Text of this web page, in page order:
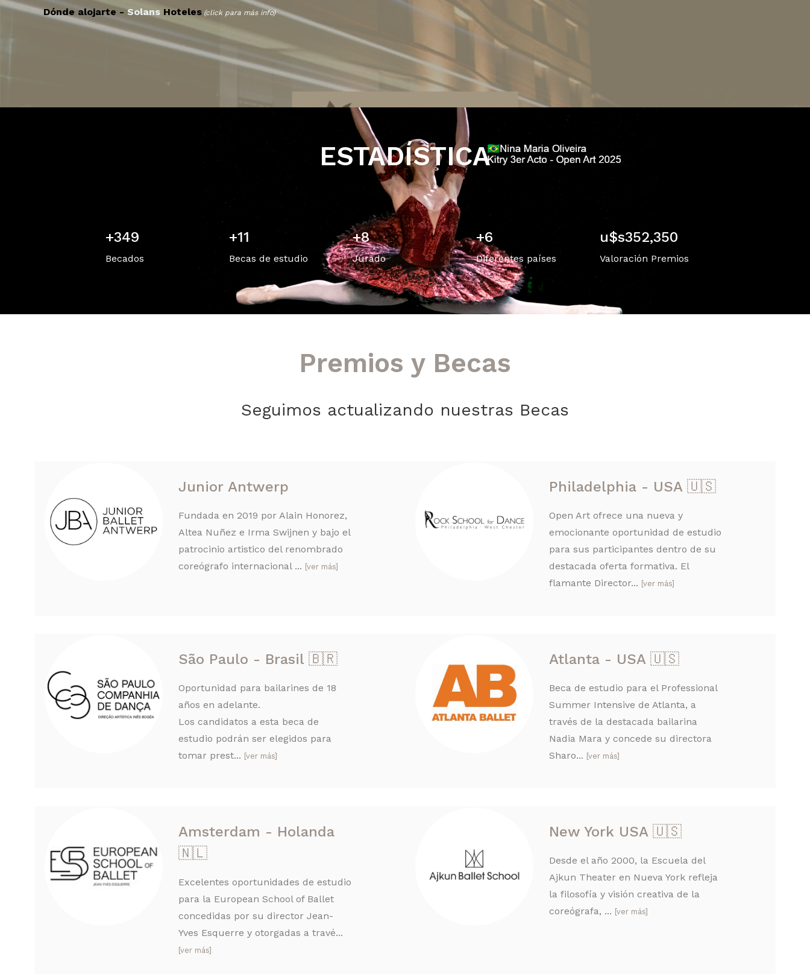
Dónde alojarte -Solans Hoteles (click para más info)
ESTADÍSTICA
+525
Becados
+17
Becas de estudio
+12
Jurado
+9
Diferentes países
u$s529,457
Valoración Premios
Premios y Becas
Seguimos actualizando nuestras Becas
Junior Antwerp
Fundada en 2019 por Alain Honorez,
Altea Nuñez e Irma Swijnen y bajo el
patrocinio artistico del renombrado
coreógrafo internacional ... [ver más]
Philadelphia - USA 🇺🇸
Open Art ofrece una nueva y
emocionante oportunidad de estudio
para sus participantes dentro de su
destacada oferta formativa. El
flamante Director... [ver más]
São Paulo - Brasil 🇧🇷
Oportunidad para bailarines de 18
años en adelante.
Los candidatos a esta beca de
estudio podrán ser elegidos para
tomar prest... [ver más]
Atlanta - USA 🇺🇸
Beca de estudio para el Professional
Summer Intensive de Atlanta, a
través de la destacada bailarina
Nadia Mara y concede su directora
Sharo... [ver más]
Amsterdam - Holanda
🇳🇱
Excelentes oportunidades de estudio
para la European School of Ballet
concedidas por su director Jean-
Yves Esquerre y otorgadas a travé...
[ver más]
New York USA 🇺🇸
Desde el año 2000, la Escuela del
Ajkun Theater en Nueva York refleja
la filosofía y visión creativa de la
coreógrafa, ... [ver más]